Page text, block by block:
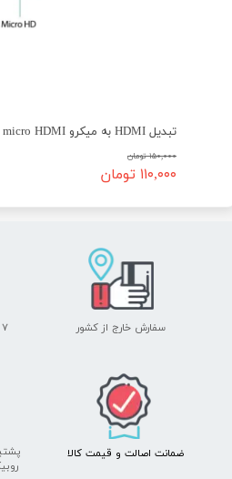
تبدیل HDMI به میکرو micro HDMI
۱۵۰,۰۰۰ تومان
۱۱۰,۰۰۰ تومان
سفارش خارج از کشور
۷ روز ضمانت بازگشت
ضمانت اصالت و قیمت​​​​​​​ کالا ​​​​​​​